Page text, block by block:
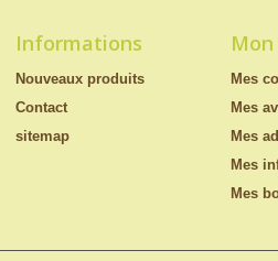
Informations
Nouveaux produits
Contact
sitemap
Mes
Mes
Mes
Mes
Mes